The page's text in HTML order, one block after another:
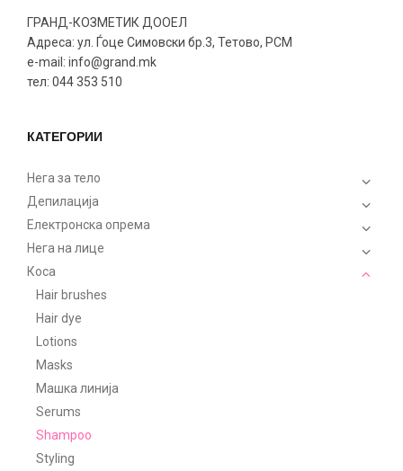
ГРАНД-КОЗМЕТИК ДООЕЛ
Адреса: ул. Ѓоце Симовски бр.3, Тетово, РСМ
e-mail: info@grand.mk
тел: 044 353 510
КАТЕГОРИИ
Нега за тело
Депилација
Електронска опрема
Нега на лице
Коса
Hair brushes
Hair dye
Lotions
Masks
Машка линија
Serums
Shampoo
Styling